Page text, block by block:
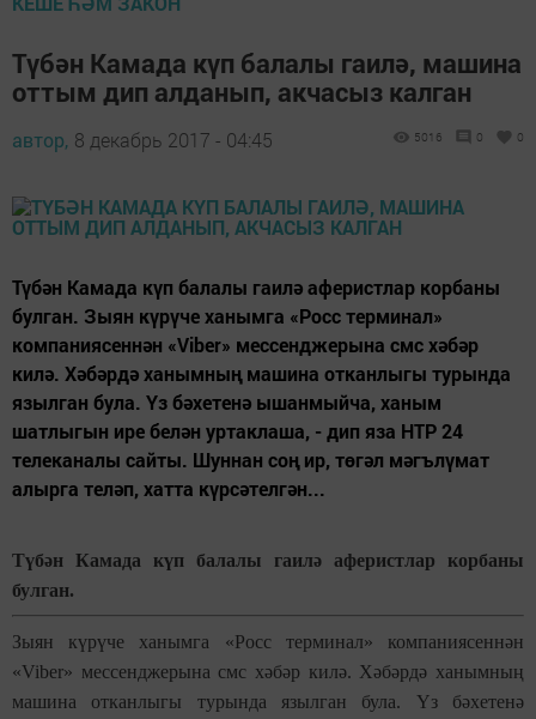
Түбән Камада күп балалы гаилә, машина
оттым дип алданып, акчасыз калган
автор, 8 декабрь 2017 - 04:45 5016 0 0
Түбән Камада күп балалы гаилә аферистлар корбаны
булган. Зыян күрүче ханымга «Росс терминал»
компаниясеннән «Viber» мессенджерына смс хәбәр
килә. Хәбәрдә ханымның машина отканлыгы турында
язылган була. Үз бәхетенә ышанмыйча, ханым
шатлыгын ире белән уртаклаша, - дип яза НТР 24
телеканалы сайты. Шуннан соң ир, төгәл мәгълүмат
алырга теләп, хатта күрсәтелгән...
Түбән Камада күп балалы гаилә аферистлар корбаны
булган.
Зыян күрүче ханымга «Росс терминал» компаниясеннән
«Viber» мессенджерына смс хәбәр килә. Хәбәрдә ханымның
машина отканлыгы турында язылган була. Үз бәхетенә